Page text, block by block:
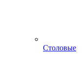
Столовые